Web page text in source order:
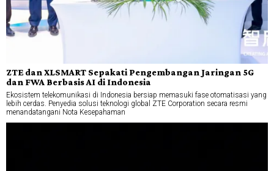
ZTE dan XLSMART Sepakati Pengembangan Jaringan 5G
dan FWA Berbasis AI di Indonesia
Ekosistem telekomunikasi di Indonesia bersiap memasuki fase otomatisasi yang
lebih cerdas. Penyedia solusi teknologi global ZTE Corporation secara resmi
menandatangani Nota Kesepahaman